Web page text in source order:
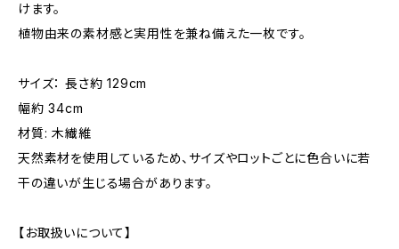
けます。
植物由来の素材感と実用性を兼ね備えた一枚です。
サイズ： 長さ約 129cm
幅約 34cm
材質: 木繊維
天然素材を使用しているため、サイズやロットごとに色合いに若
干の違いが生じる場合があります。
【お取扱いについて】